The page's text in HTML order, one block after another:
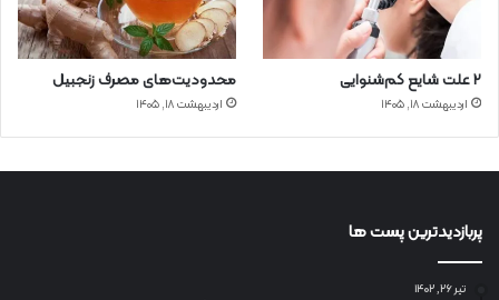
۲ علت شایع‌ کم‌شنوایی
اردیبهشت ۱۸, ۱۴۰۵
محدودیت‌های مصرف زنجبیل
اردیبهشت ۱۸, ۱۴۰۵
پربازدیدترین پست ها
تیر ۲۶, ۱۴۰۲